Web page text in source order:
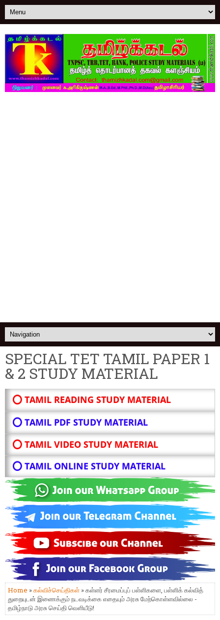
SPECIAL TET TAMIL PAPER 1
& 2 STUDY MATERIAL
⭕ TAMIL READING STUDY MATERIAL
⭕ TAMIL PDF STUDY MATERIAL
⭕ TAMIL VIDEO STUDY MATERIAL
⭕ TAMIL ONLINE STUDY MATERIAL
Home »கல்விச்செய்திகள் » கள்ளர் சீரமைப்புப் பள்ளிகளை, பள்ளிக் கல்வித்
துறையுடன் இணைக்கும் நடவடிக்கை எதையும் அரசு மேற்கொள்ளவில்லை -
தமிழ்நாடு அரசு செய்தி வெளியீடு!